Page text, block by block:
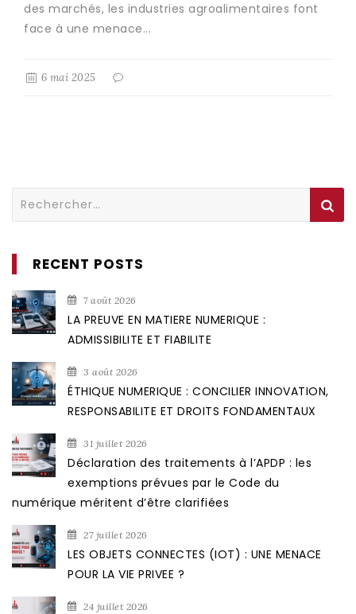
des marchés, les industries agroalimentaires font
face à une menace...
6 mai 2025
Rechercher :
RECENT POSTS
7 août 2026
LA PREUVE EN MATIERE NUMERIQUE :
ADMISSIBILITE ET FIABILITE
3 août 2026
ÉTHIQUE NUMERIQUE : CONCILIER INNOVATION,
RESPONSABILITE ET DROITS FONDAMENTAUX
31 juillet 2026
Déclaration des traitements à l’APDP : les
exemptions prévues par le Code du
numérique méritent d’être clarifiées
27 juillet 2026
LES OBJETS CONNECTES (IOT) : UNE MENACE
POUR LA VIE PRIVEE ?
24 juillet 2026